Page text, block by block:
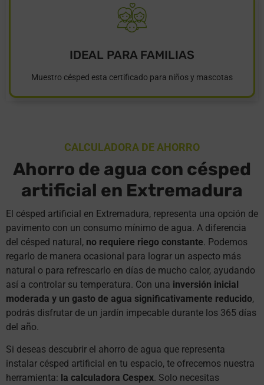
IDEAL PARA FAMILIAS
Muestro césped esta certificado para niños y mascotas
CALCULADORA DE AHORRO
Ahorro de agua con césped
artificial en Extremadura
El césped artificial en Extremadura, representa una opción de
pavimento con un consumo mínimo de agua. A diferencia
del césped natural, no requiere riego constante. Podemos
regarlo de manera ocasional para lograr un aspecto más
natural o para refrescarlo en días de mucho calor, ayudando
así a controlar su temperatura. Con una inversión inicial
moderada y un gasto de agua significativamente reducido,
podrás disfrutar de un jardín impecable durante los 365 días
del año.
Si deseas descubrir el ahorro de agua que representa
instalar césped artificial en tu espacio, te ofrecemos nuestra
herramienta: la calculadora Cespex. Solo necesitas